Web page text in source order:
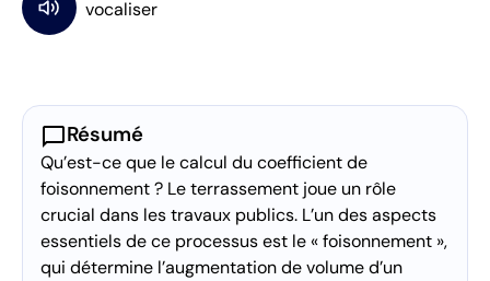
chat_bubbleRésumé
Qu’est-ce que le calcul du coefficient de
foisonnement ? Le terrassement joue un rôle
crucial dans les travaux publics. L’un des aspects
essentiels de ce processus est le « foisonnement »,
qui détermine l’augmentation de volume d’un